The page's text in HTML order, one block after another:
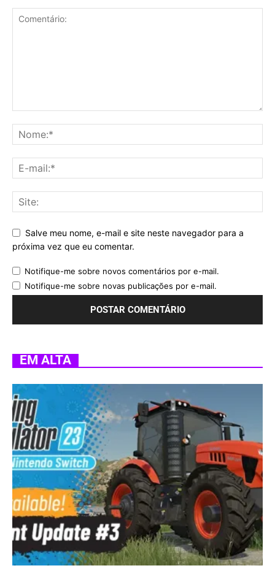
Salve meu nome, e-mail e site neste navegador para a
próxima vez que eu comentar.
Notifique-me sobre novos comentários por e-mail.
Notifique-me sobre novas publicações por e-mail.
EM ALTA